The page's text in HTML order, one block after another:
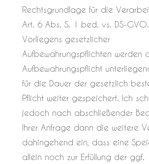
Rechtsgrundlage für die
Art. 6 Abs. S. 1 bed. vs. DS-
Vorliegens gesetzlicher
Aufbewahrungspflichten werden
Aufbewahrungspflicht
für die Dauer der gesetzlich
Pflicht weiter gespeichert. Ich
jedoch nach abschließender
Ihrer Anfrage dann die weitere
dahingehend ein, dass eine
allein noch zur Erfüllung der ggf.